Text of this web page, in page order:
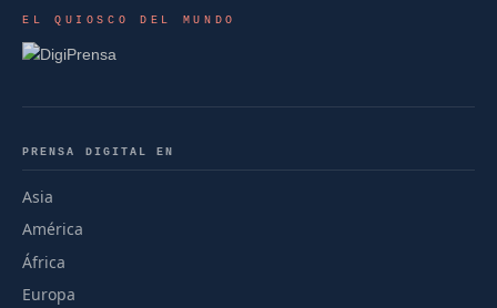
EL QUIOSCO DEL MUNDO
PRENSA DIGITAL EN
Asia
América
África
Europa